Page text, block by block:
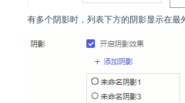
有多个阴影时，列表下方的阴影显示在